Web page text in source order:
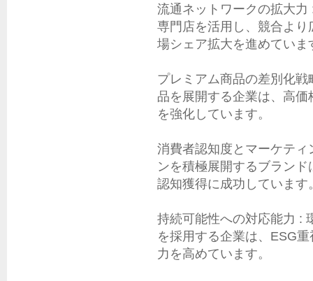
流通ネットワークの拡大
専門店を活用し、競合よ
場シェア拡大を進めていま
プレミアム商品の差別化
品を展開する企業は、高
を強化しています。
消費者認知度とマーケテ
ンを積極展開するブラン
認知獲得に成功しています
持続可能性への対応能力 :
を採用する企業は、ESG
力を高めています。